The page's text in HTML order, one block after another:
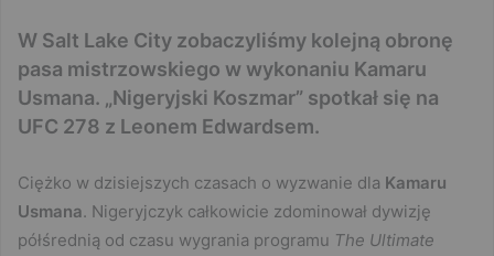
W Salt Lake City zobaczyliśmy kolejną obronę
pasa mistrzowskiego w wykonaniu Kamaru
Usmana. „Nigeryjski Koszmar” spotkał się na
UFC 278 z Leonem Edwardsem.
Ciężko w dzisiejszych czasach o wyzwanie dla Kamaru
Usmana. Nigeryjczyk całkowicie zdominował dywizję
półśrednią od czasu wygrania programu The Ultimate